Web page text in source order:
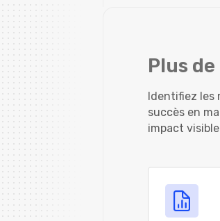
Plus
Identifiez
succès en
impact